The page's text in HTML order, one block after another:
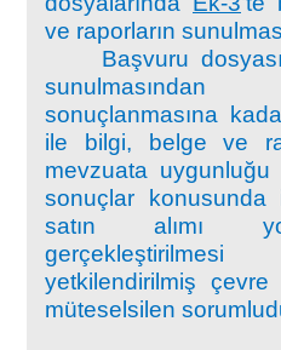
ve raporların
Başvuru
sonuçlanmasına
ile bilgi, belge ve
mevzuata
sonuçlar
satın alımı
yetkilendirilmiş çevre
müteselsilen